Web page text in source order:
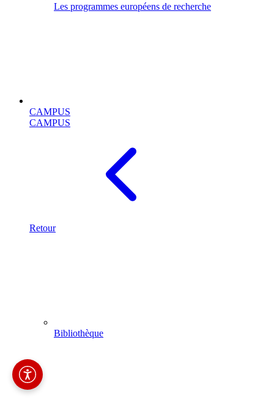
Les programmes européens de recherche
CAMPUS
CAMPUS
Retour
Bibliothèque